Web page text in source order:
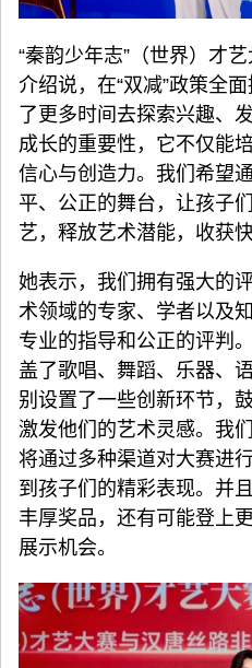
“秦韵少年志”（世界）才
介绍说，在“双减”政策全
了更多时间去探索兴趣、
成长的重要性，它不仅能
信心与创造力。我们希望
平、公正的舞台，让孩子
艺，释放艺术潜能，收获
她表示，我们拥有强大的
术领域的专家、学者以及
专业的指导和公正的评判
盖了歌唱、舞蹈、乐器、
别设置了一些创新环节，
激发他们的艺术灵感。我
将通过多种渠道对大赛进
到孩子们的精彩表现。并
丰厚奖品，还有可能登上
展示机会。